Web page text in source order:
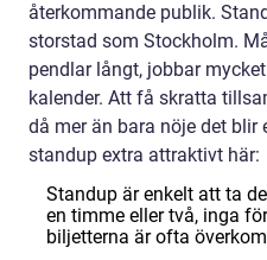
återkommande publik.
storstad som Stockholm.
pendlar långt, jobbar
kalender. Att få skratta
då mer än bara nöje det blir
standup extra attraktivt här:
Standup är enkelt att ta
en timme eller två, inga
biljetterna är ofta